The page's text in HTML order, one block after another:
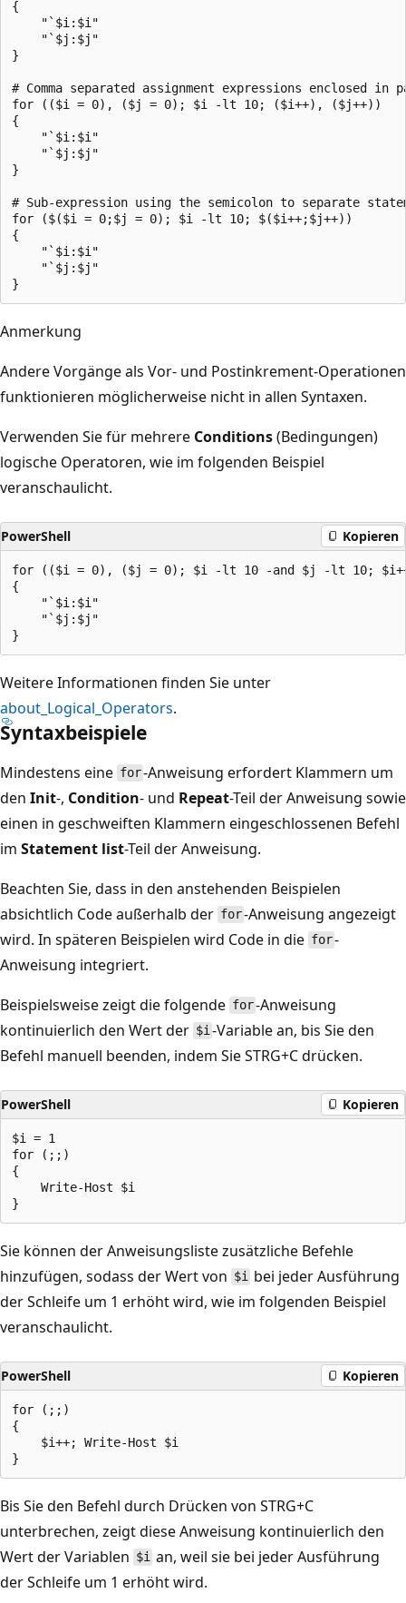
{
    "`$i:$i"
    "`$j:$j"
}
# Comma separated assignment expressions enclosed in
for (($i = 0), ($j = 0); $i -lt 10; ($i++), ($j++))
{
    "`$i:$i"
    "`$j:$j"
}
# Sub-expression using the semicolon to separate
for ($($i = 0;$j = 0); $i -lt 10; $($i++;$j++))
{
    "`$i:$i"
    "`$j:$j"
Anmerkung
Andere Vorgänge als Vor- und Postinkrement-Operationen
funktionieren möglicherweise nicht in allen Syntaxen.
Verwenden Sie für mehrere Conditions(Bedingungen)
logische Operatoren, wie im folgenden Beispiel
veranschaulicht.
PowerShell Kopieren
for (($i = 0), ($j = 0); $i -lt 10 -and $j -lt 10;
{
    "`$i:$i"
    "`$j:$j"
Weitere Informationen finden Sie unter
about_Logical_Operators.
Syntaxbeispiele
Mindestens eine for-Anweisung erfordert Klammern um
den Init-, Condition- und Repeat-Teil der Anweisung sowie
einen in geschweiften Klammern eingeschlossenen Befehl
im Statement list-Teil der Anweisung.
Beachten Sie, dass in den anstehenden Beispielen
absichtlich Code außerhalb der for-Anweisung angezeigt
wird. In späteren Beispielen wird Code in die for-
Anweisung integriert.
Beispielsweise zeigt die folgende for-Anweisung
kontinuierlich den Wert der $i-Variable an, bis Sie den
Befehl manuell beenden, indem Sie STRG+C drücken.
PowerShell Kopieren
$i = 1
for (;;)
{
    Write-Host $i
Sie können der Anweisungsliste zusätzliche Befehle
hinzufügen, sodass der Wert von $i bei jeder Ausführung
der Schleife um 1 erhöht wird, wie im folgenden Beispiel
veranschaulicht.
PowerShell Kopieren
for (;;)
{
    $i++; Write-Host $i
Bis Sie den Befehl durch Drücken von STRG+C
unterbrechen, zeigt diese Anweisung kontinuierlich den
Wert der Variablen $i an, weil sie bei jeder Ausführung
der Schleife um 1 erhöht wird.